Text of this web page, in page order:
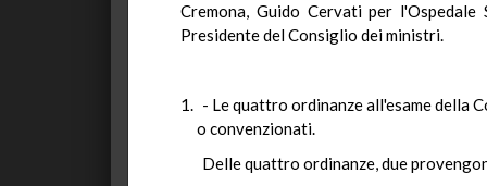
Cremona, Guido Cervati per
Presidente del Consiglio dei ministri.
- Le quattro ordinanze all'esame della
o convenzionati.
Delle quattro ordinanze, due